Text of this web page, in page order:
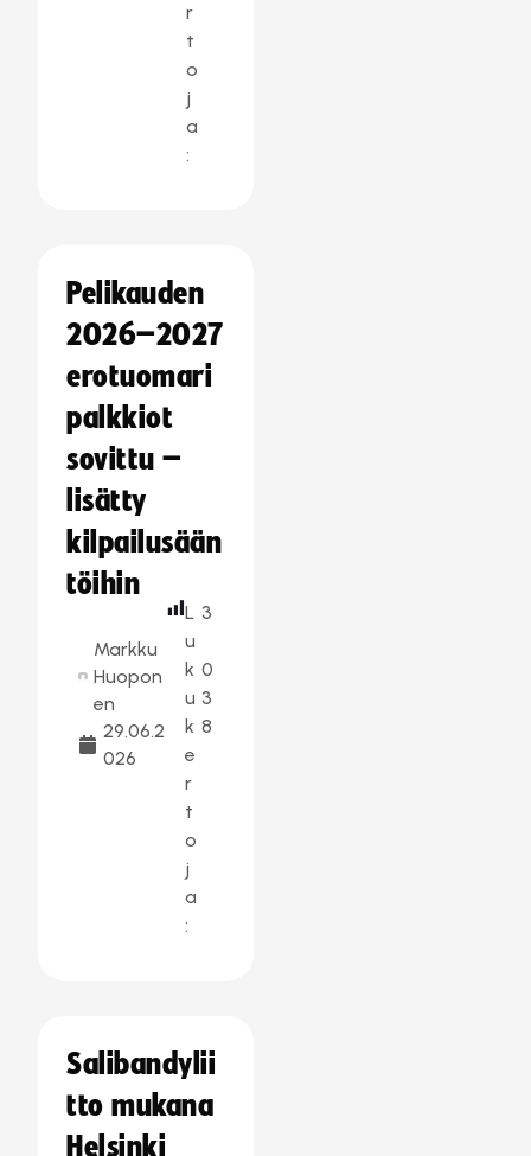
r
t
o
j
a
:
Pelikauden
2026–2027
erotuomari
palkkiot
sovittu –
lisätty
kilpailusään
töihin
Markku
Huopon
en
29.06.2
026
L
u
k
u
k
e
r
t
o
j
a
:
3
0
3
8
Salibandylii
tto mukana
Helsinki